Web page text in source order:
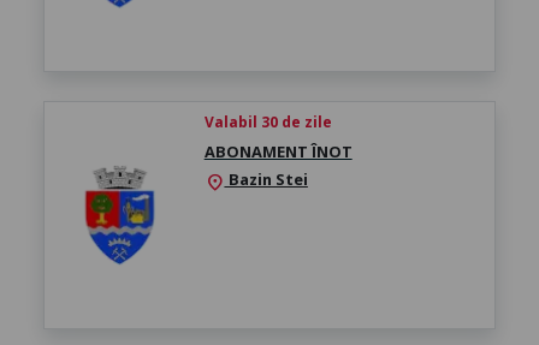
Valabil 30 de zile
ABONAMENT ÎNOT
location_on Bazin Stei